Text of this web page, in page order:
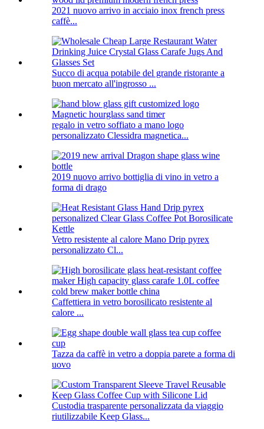
2021 nuovo arrivo in acciaio inox french press
caffè...
Succo di acqua potabile del grande ristorante a
buon mercato all'ingrosso ...
regalo in vetro soffiato a mano logo
personalizzato Clessidra magnetica...
2019 nuovo arrivo bottiglia di vino in vetro a
forma di drago
Vetro resistente al calore Mano Drip pyrex
personalizzato Cl...
Caffettiera in vetro borosilicato resistente al
calore ...
Tazza da caffè in vetro a doppia parete a forma di
uovo
Custodia trasparente personalizzata da viaggio
riutilizzabile Keep Glass...